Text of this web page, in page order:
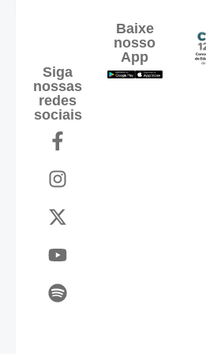
Siga
nossas
redes
sociais
Baixe
nosso
App